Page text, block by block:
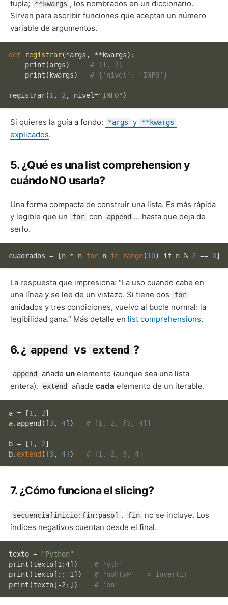
tupla; **kwargs , los nombrados en un diccionario.
Sirven para escribir funciones que aceptan un número
variable de argumentos.
def registrar(*args, **kwargs):
print (args) # (1, 2)
print (kwargs) # {'nivel': 'INFO'}
registrar(1, 2, nivel="INFO"
Si quieres la guía a fondo: *args y **kwargs
explicados.
5. ¿Qué es una list comprehension y
cuándo NO usarla?
Una forma compacta de construir una lista. Es más rápida
y legible que un
for con append … hasta que deja de
serlo.
cuadrados = [n * n for n in range(10) if n % 2 == 0
La respuesta que impresiona: “La uso cuando cabe en
una línea y se lee de un vistazo. Si tiene dos
for
anidados y tres condiciones, vuelvo al bucle normal: la
legibilidad gana.” Más detalle en list comprehensions.
6. ¿ append vs extend ?
append añade un elemento (aunque sea una lista
entera).
extend añadecada elemento de un iterable.
a = [1 , 2]
a.append([3, 4]) # [1, 2, [3, 4]]
b = [1 , 2]
b. extend ([3, 4]) # [1, 2, 3, 4]
7. ¿Cómo funciona el slicing?
secuencia[inicio:fin:paso] . fin
no se incluye. Los
índices negativos cuentan desde el final.
texto =
"Python"
print (texto[1:4]) # 'yth'
print (texto[::-1]) # 'nohtyP'  -> invertir
print (texto[-2:]) # 'on'